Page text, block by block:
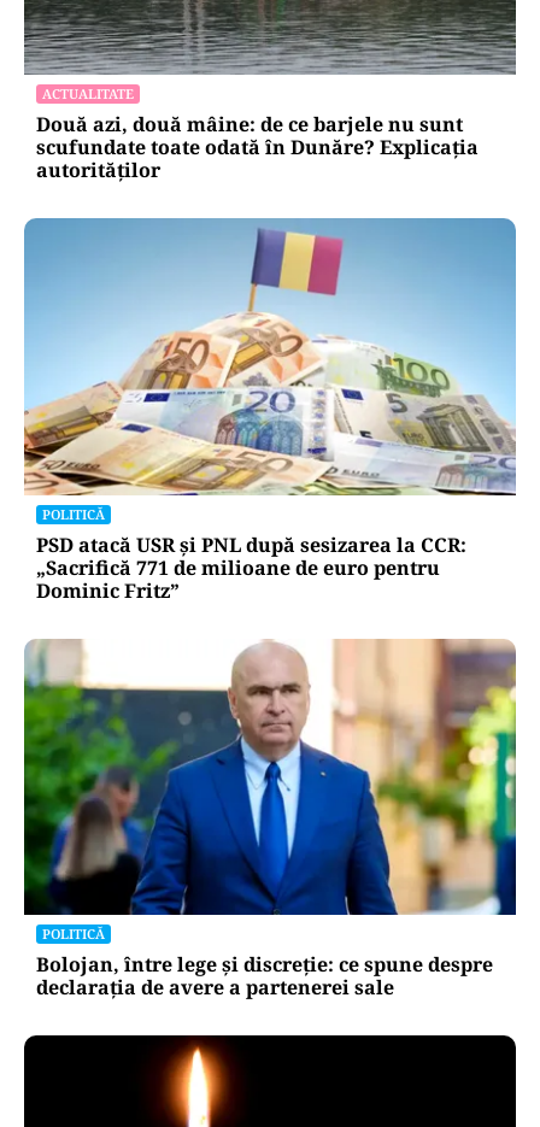
ACTUALITATE
Două azi, două mâine: de ce barjele nu sunt
scufundate toate odată în Dunăre? Explicația
autorităților
POLITICĂ
PSD atacă USR și PNL după sesizarea la CCR:
„Sacrifică 771 de milioane de euro pentru
Dominic Fritz”
POLITICĂ
Bolojan, între lege și discreție: ce spune despre
declarația de avere a partenerei sale